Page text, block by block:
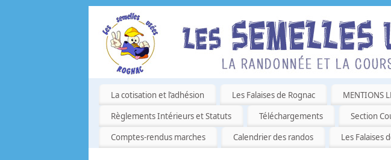
La cotisation et l’adhésion Les Falaises de Rognac MENTIONS
Règlements Intérieurs et Statuts
Téléchargements Section
Comptes-rendus marches
Calendrier des randos Les Falaises